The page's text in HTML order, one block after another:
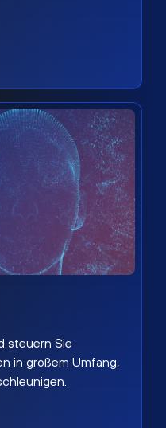
steuern Sie
in großem Umfang,